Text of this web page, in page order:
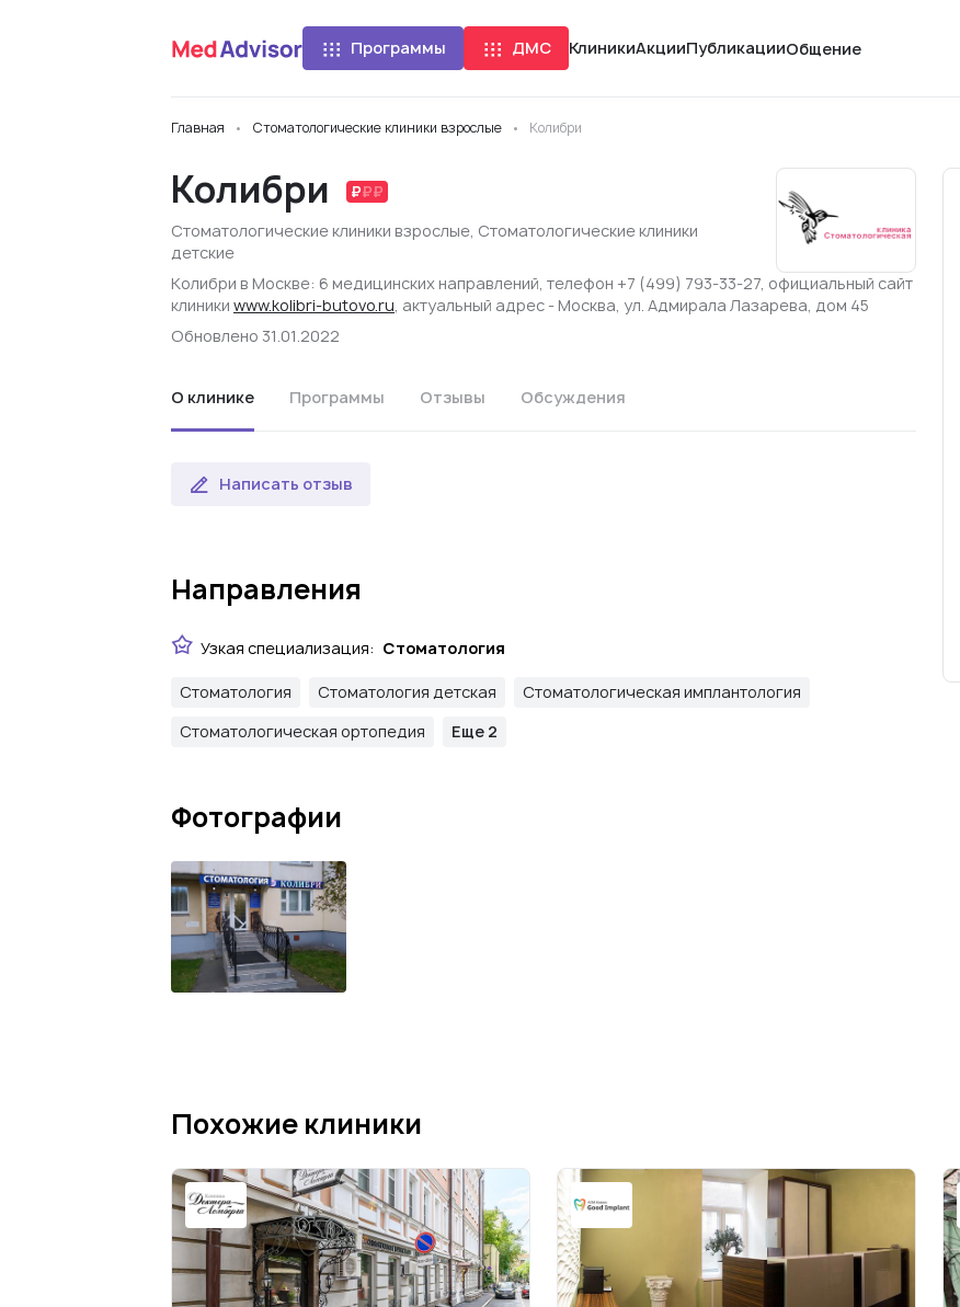
Программы ДМС КлиникиАкцииПубликацииОбщение
Главная Стоматологические клиники взрослые Колибри
Колибри
Стоматологические клиники взрослые, Стоматологические клиники
детские
Колибри в Москве: 6 медицинских направлений, телефон +7 (499) 793-33-27, официальный сайт
клиники www.kolibri-butovo.ru, актуальный адрес - Москва, ул. Адмирала Лазарева, дом 45
Обновлено 31.01.2022
О клинике Программы Отзывы Обсуждения
Написать отзыв
Направления
Узкая специализация: Стоматология
Стоматология Стоматология детская
Стоматологическая имплантология
Стоматологическая ортопедия
Еще 2
Фотографии
Похожие клиники